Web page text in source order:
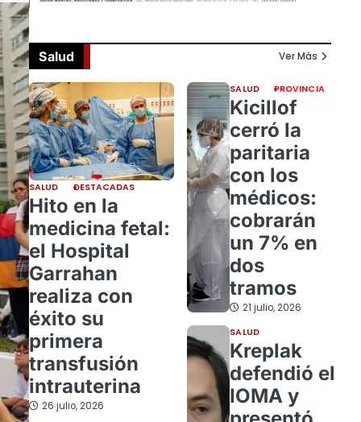
Salud Ver Más
SALUD DESTACADAS
Hito en la
medicina fetal:
el Hospital
Garrahan
realiza con
éxito su
primera
transfusión
intrauterina
26 julio, 2026
SALUD PROVINCIA
Kicillof
cerró la
paritaria
con los
médicos:
cobrarán
un 7% en
dos
tramos
21 julio, 2026
SALUD
Kreplak
defendió el
IOMA y